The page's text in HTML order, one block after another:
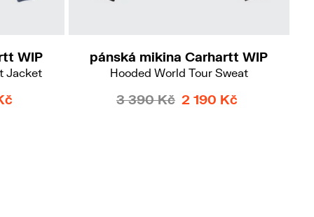
WIP
Jacket
pánská mikina Carhartt WIP
Hooded World Tour Sweat
3 390 Kč 2 190 Kč